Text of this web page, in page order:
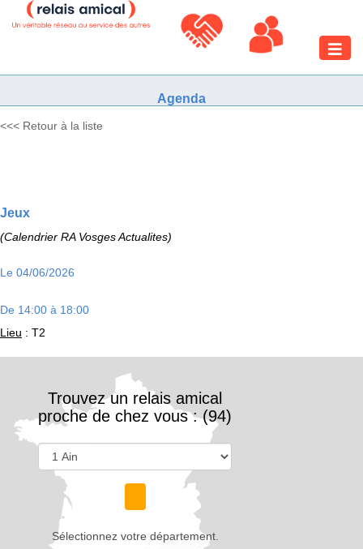
Toggle
Agenda
<<< Retour à la liste
Jeux
(Calendrier RA Vosges Actualites)
Le 04/06/2026
De 14:00 à 18:00
Lieu : T2
Trouvez un relais amical
proche de chez vous : (94)
Sélectionnez votre département.